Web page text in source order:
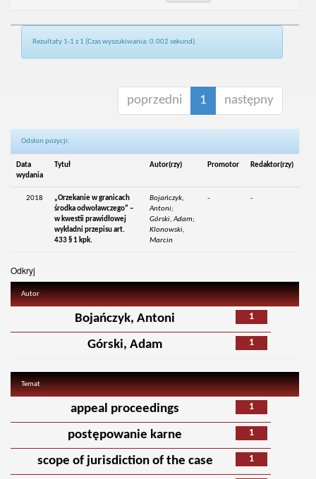
Rezultaty 1-1 z 1 (Czas wyszukiwania: 0.002 sekund).
poprzedni 1 następny
Odsłon pozycji:
Data
wydania
Tytuł Autor(rzy) Promotor Redaktor(rzy)
2018
„Orzekanie w granicach
środka odwoławczego” –
w kwestii prawidłowej
wykładni przepisu art.
433 § 1 kpk.
Bojańczyk,
Antoni;
Górski, Adam;
Klonowski,
Marcin
- -
Odkryj
Autor
1
Bojańczyk, Antoni
1
Górski, Adam
Temat
1
appeal proceedings
1
postępowanie karne
1
scope of jurisdiction of the case